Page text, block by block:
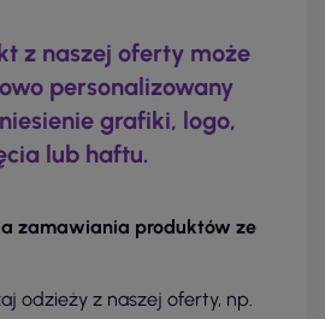
z naszej oferty może
personalizowany
grafiki, logo,
lub haftu.
zamawiania produktów ze
odzieży z naszej oferty, np.